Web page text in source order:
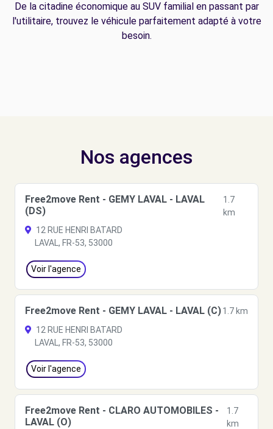
De la citadine économique au SUV familial en passant par
l'utilitaire, trouvez le véhicule parfaitement adapté à votre
besoin.
Nos agences
Free2move Rent - GEMY LAVAL - LAVAL
(DS)
1.7
km
12 RUE HENRI BATARD
LAVAL, FR-53, 53000
Voir l'agence
Free2move Rent - GEMY LAVAL - LAVAL (C)1.7 km
12 RUE HENRI BATARD
LAVAL, FR-53, 53000
Voir l'agence
Free2move Rent - CLARO AUTOMOBILES -
LAVAL (O)
1.7
km